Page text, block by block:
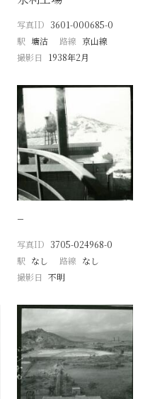
写真ID 3601-000685-0
駅 塘沽 路線 京山線
撮影日
1938年2月
−
写真ID 3705-024968-0
駅 なし 路線 なし
撮影日 不明